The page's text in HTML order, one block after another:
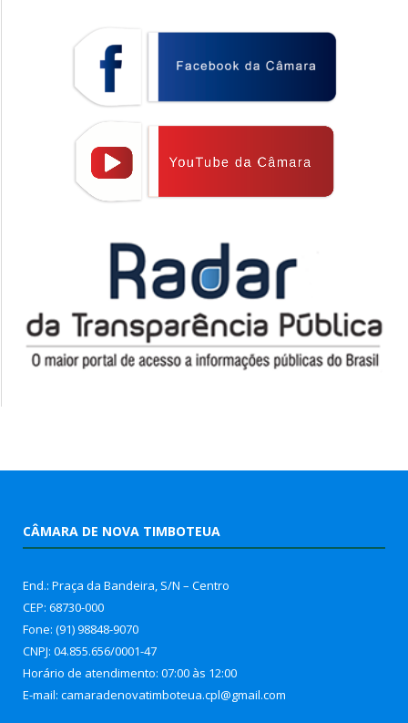
CÂMARA DE NOVA TIMBOTEUA
End.: Praça da Bandeira, S/N – Centro
CEP: 68730-000
Fone: (91) 98848-9070
CNPJ: 04.855.656/0001-47
Horário de atendimento: 07:00 às 12:00
E-mail: camaradenovatimboteua.cpl@gmail.com